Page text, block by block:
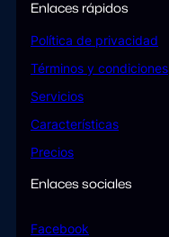
Enlaces rápidos
Política de privacidad
Términos y condiciones
Servicios
Características
Precios
Enlaces sociales
Facebook